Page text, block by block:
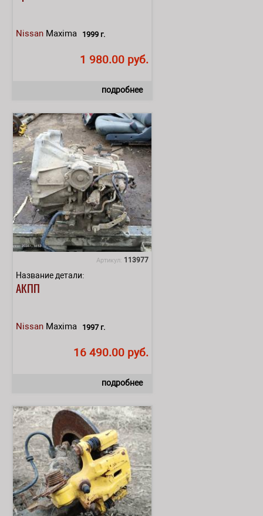
Nissan Maxima 1999 г.
1 980.00 руб.
подробнее
Артикул: 113977
Название детали:
АКПП
Nissan Maxima 1997 г.
16 490.00 руб.
подробнее